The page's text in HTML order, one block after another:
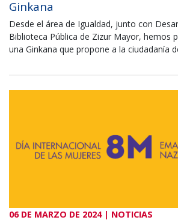
Ginkana
Desde el área de Igualdad, junto con
Biblioteca Pública de Zizur Mayor, hemos
una Ginkana que propone a la ciudadanía
06 DE MARZO DE 2024 | NOTICIAS